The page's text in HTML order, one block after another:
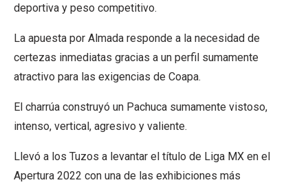
deportiva y peso competitivo.
La apuesta por Almada responde a la necesidad de
certezas inmediatas gracias a un perfil sumamente
atractivo para las exigencias de Coapa.
El charrúa construyó un Pachuca sumamente vistoso,
intenso, vertical, agresivo y valiente.
Llevó a los Tuzos a levantar el título de Liga MX en el
Apertura 2022 con una de las exhibiciones más